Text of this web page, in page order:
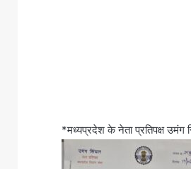
*मध्यप्रदेश के नेता प्रतिपक्ष उमंग